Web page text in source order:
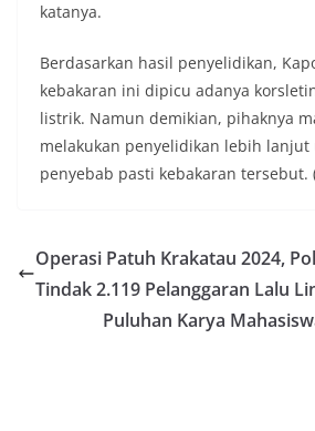
katanya.
Berdasarkan hasil penyelidikan,
kebakaran ini dipicu adanya
listrik. Namun demikian, pihaknya
melakukan penyelidikan lebih lanjut
penyebab pasti kebakaran tersebut.
Operasi Patuh Krakatau 2024,
Tindak 2.119 Pelanggaran Lalu
Puluhan Karya